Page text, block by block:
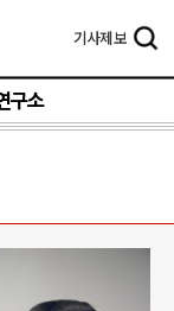
기사제보
구소